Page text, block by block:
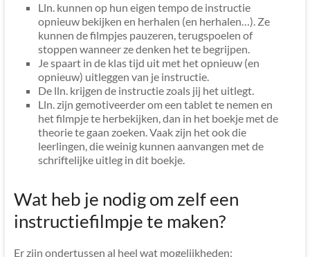
Lln. kunnen op hun eigen tempo de instructie
opnieuw bekijken en herhalen (en herhalen…). Ze
kunnen de filmpjes pauzeren, terugspoelen of
stoppen wanneer ze denken het te begrijpen.
Je spaart in de klas tijd uit met het opnieuw (en
opnieuw) uitleggen van je instructie.
De lln. krijgen de instructie zoals jij het uitlegt.
Lln. zijn gemotiveerder om een tablet te nemen en
het filmpje te herbekijken, dan in het boekje met de
theorie te gaan zoeken. Vaak zijn het ook die
leerlingen, die weinig kunnen aanvangen met de
schriftelijke uitleg in dit boekje.
Wat heb je nodig om zelf een
instructiefilmpje te maken?
Er zijn ondertussen al heel wat mogelijkheden: